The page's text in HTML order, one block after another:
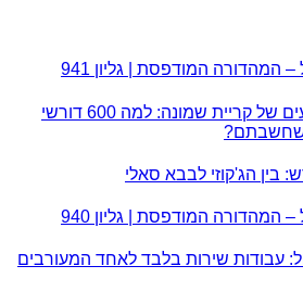
המהדורה המודפסת | גליון 941
המספרים המפתיעים של קריית שמונה: למה 600 דורשי
שחשבתם?
בין הג'קוזי לבבא סאלי
המהדורה המודפסת | גליון 940
עבודות שירות בלבד לאחד המעורבים